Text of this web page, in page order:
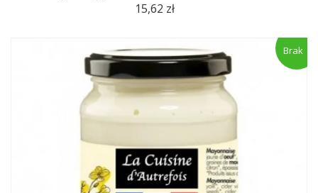
15,62 zł
Brak